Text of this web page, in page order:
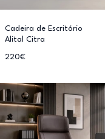
Cadeira de Escritório
Alital Citra
220€